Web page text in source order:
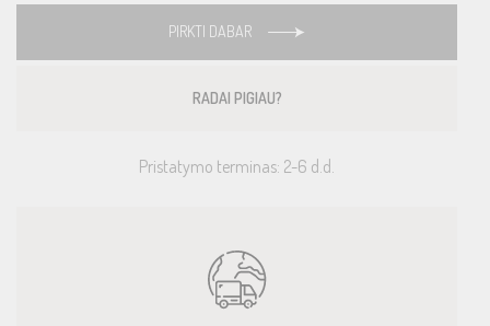
PIRKTI DABAR
RADAI PIGIAU?
Pristatymo terminas: 2-6 d.d.